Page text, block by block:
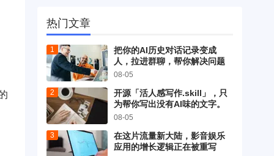
热门文章
把你的AI历史对话记录变成
人，拉进群聊，帮你解决问题
08-05
开源「活人感写作.skill」，只
为帮你写出没有AI味的文字。
08-05
在这片流量新大陆，影音娱乐
应用的增长逻辑正在被重写